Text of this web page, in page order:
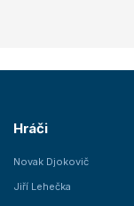
Hráči
Novak Djokovič
Jiří Lehečka